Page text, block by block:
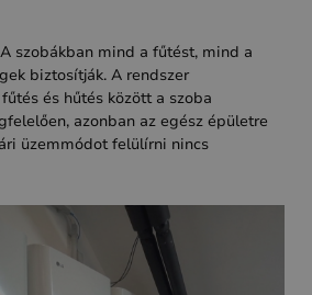
szobákban mind a fűtést, mind a
biztosítják. A rendszer
és hűtés között a szoba
azonban az egész épületre
üzemmódot felülírni nincs